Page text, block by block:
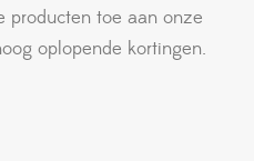
toe aan onze
oplopende kortingen.